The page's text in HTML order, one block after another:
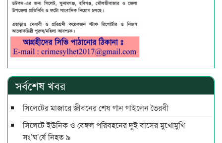
সর্বশেষ খবর
সিলেটের মাজারে জীবনের শেষ গান গাইলেন ভৈরবী
সিলেটে ইউনিক ও বেঙ্গল পরিবহনের দুই বাসের মুখোমুখি
সং’ঘ’র্ষে নিহত ৯